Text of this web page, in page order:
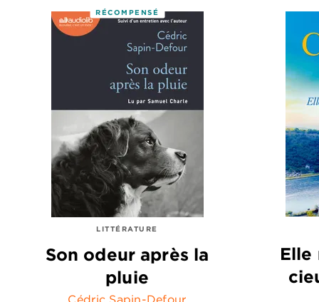
RÉCOMPENSÉ
LITTÉRATURE
Son odeur après la
pluie
Elle